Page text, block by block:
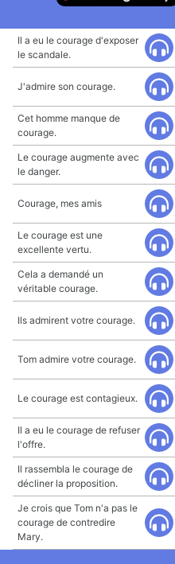
Il a eu le courage d'exposer
le scandale.
J'admire son courage.
Cet homme manque de
courage.
Le courage augmente avec
le danger.
Courage, mes amis
Le courage est une
excellente vertu.
Cela a demandé un
véritable courage.
Ils admirent votre courage.
Tom admire votre courage.
Le courage est contagieux.
Il a eu le courage de refuser
l'offre.
Il rassembla le courage de
décliner la proposition.
Je crois que Tom n'a pas le
courage de contredire
Mary.